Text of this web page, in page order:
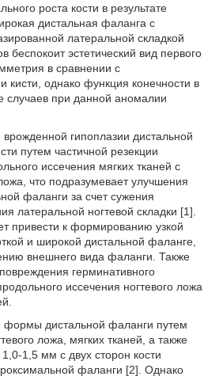
роста кости в результате
дистальная фаланга с
латеральной складкой
беспокоит эстетический вид первого
в сравнении с
однако функция конечности в
при данной аномалии
гипоплазии дистальной
путем частичной резекции
иссечения мягких тканей с
что подразумевает улучшения
фаланги за счет сужения
латеральной ногтевой складки [1].
привести к формированию узкой
и широкой дистальной фаланге,
внешнего вида фаланги. Также
герминативного
иссечения ногтевого ложа
формы дистальной фаланги путем
ложа, мягких тканей, а также
1,5 мм с двух сторон кости
фаланги [2]. Однако